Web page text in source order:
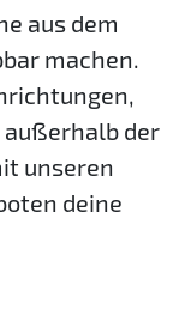
aus dem
machen.
der
unseren
deine